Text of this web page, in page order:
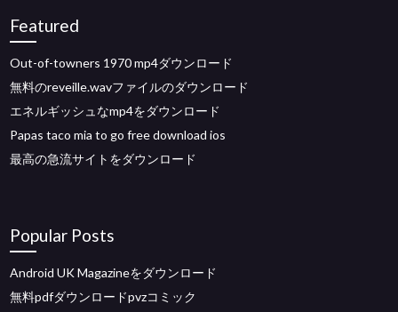
Featured
Out-of-towners 1970 mp4ダウンロード
無料のreveille.wavファイルのダウンロード
エネルギッシュなmp4をダウンロード
Papas taco mia to go free download ios
最高の急流サイトをダウンロード
Popular Posts
Android UK Magazineをダウンロード
無料pdfダウンロードpvzコミック